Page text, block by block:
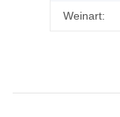
Weinart: